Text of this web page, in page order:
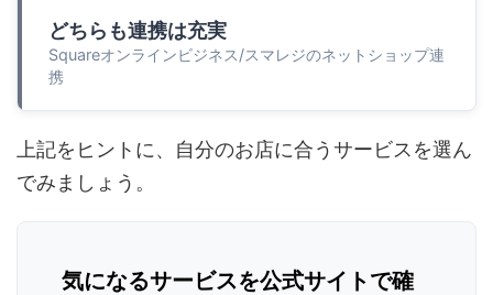
どちらも連携は充実
Squareオンラインビジネス/スマレジのネットショップ連
携
上記をヒントに、自分のお店に合うサービスを選ん
でみましょう。
気になるサービスを公式サイトで確